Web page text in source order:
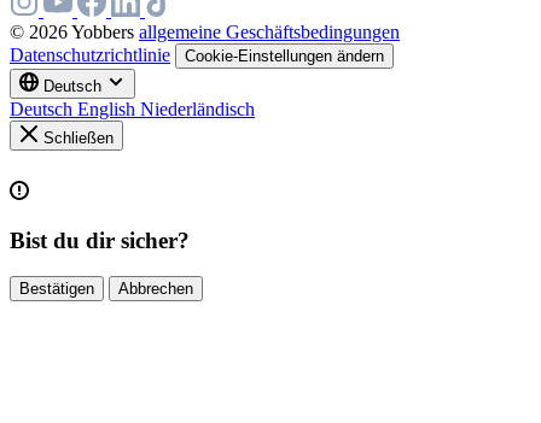
© 2026 Yobbers allgemeine Geschäftsbedingungen
Datenschutzrichtlinie
Cookie-Einstellungen ändern
Deutsch
Deutsch English Niederländisch
Schließen
Bist du dir sicher?
Bestätigen Abbrechen